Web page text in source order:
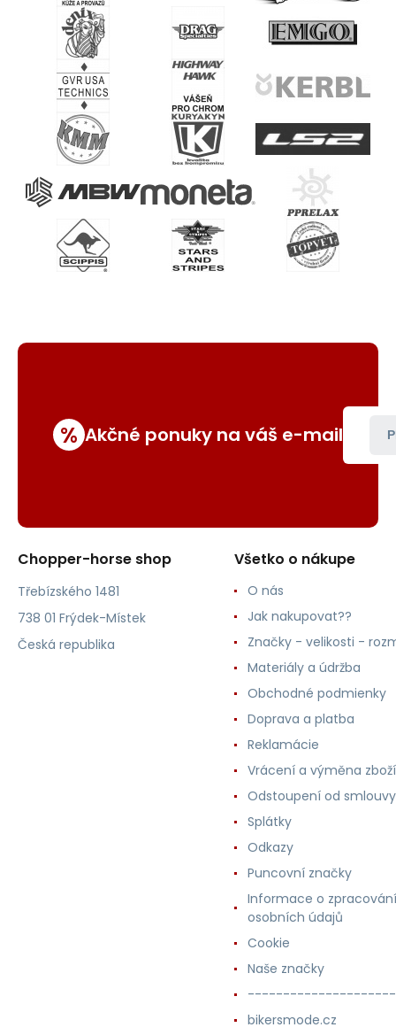
% Akčné ponuky na váš e-mail
Chopper-horse shop
Třebízského 1481
738 01 Frýdek-Místek
Česká republika
Všetko o nákupe
O nás
Jak nakupovat??
Značky - velikosti -
Materiály a údržba
Obchodné podmienky
Doprava a platba
Reklamácie
Vrácení a výměna zboží
Odstoupení od smlouvy
Splátky
Odkazy
Puncovní značky
Informace o zpracování
osobních údajů
Cookie
Naše značky
bikersmode.cz